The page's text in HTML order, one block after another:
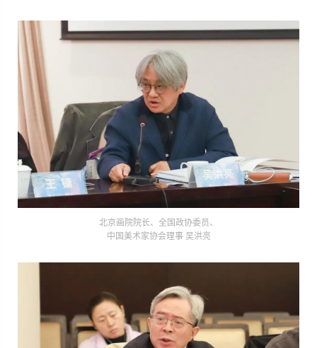
北京画院院长、全国政协委员、
中国美术家协会理事 吴洪亮